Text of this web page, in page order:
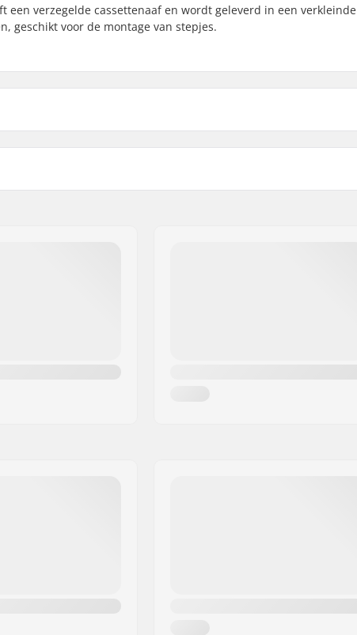
een verzegelde cassettenaaf en wordt geleverd in een verkleinde
geschikt voor de montage van stepjes.
Driver side:
BMX Type Velg: